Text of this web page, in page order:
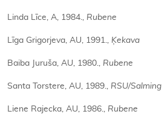
Linda Līce, A, 1984., Rubene
Līga Grigorjeva, AU, 1991., Ķekava
Baiba Juruša, AU, 1980., Rubene
Santa Torstere, AU, 1989., RSU/Salming
Liene Rajecka, AU, 1986., Rubene